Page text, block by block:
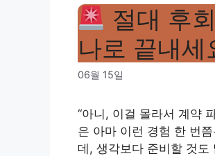
절대 후
나로 끝내
06월 15일
“아니, 이걸 몰라서 계약
은 아마 이런 경험 한 번
데, 생각보다 준비할 것도